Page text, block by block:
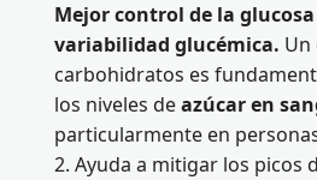
Mejor control de la
variabilidad glucémica. Un
carbohidratos es
los niveles deazúcar en
particularmente en
2. Ayuda a mitigar los picos